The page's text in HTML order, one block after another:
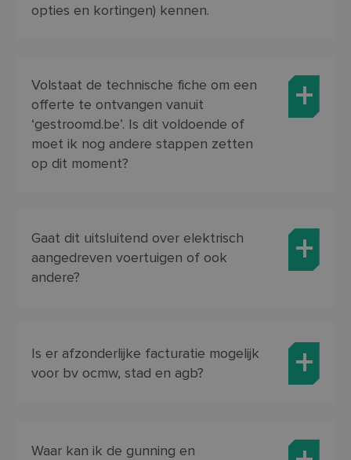
opties en kortingen) kennen.
Volstaat de technische fiche om een
offerte te ontvangen vanuit
‘gestroomd.be’. Is dit voldoende of
moet ik nog andere stappen zetten
op dit moment?
Gaat dit uitsluitend over elektrisch
aangedreven voertuigen of ook
andere?
Is er afzonderlijke facturatie mogelijk
voor bv ocmw, stad en agb?
Waar kan ik de gunning en